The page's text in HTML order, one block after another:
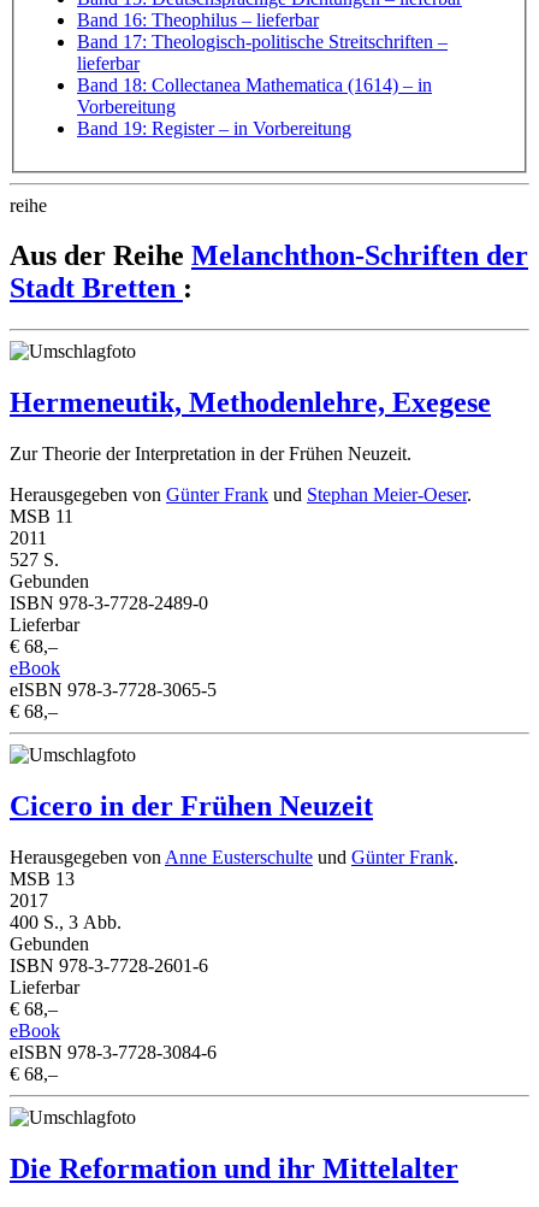
Band 16: Theophilus – lieferbar
Band 17: Theologisch-politische Streitschriften –
lieferbar
Band 18: Collectanea Mathematica (1614) – in
Vorbereitung
Band 19: Register– in Vorbereitung
reihe
Aus der Reihe Melanchthon-Schriften der
Stadt Bretten :
Hermeneutik, Methodenlehre, Exegese
Zur Theorie der Interpretation in der Frühen Neuzeit.
Herausgegeben von Günter Frank und Stephan Meier-Oeser.
MSB 11
2011
527 S.
Gebunden
ISBN 978-3-7728-2489-0
Lieferbar
€ 68,–
eBook
eISBN 978-3-7728-3065-5
€ 68,–
Cicero in der Frühen Neuzeit
Herausgegeben von Anne Eusterschulte und Günter Frank.
MSB 13
2017
400 S., 3 Abb.
Gebunden
ISBN 978-3-7728-2601-6
Lieferbar
€ 68,–
eBook
eISBN 978-3-7728-3084-6
€ 68,–
Die Reformation und ihr Mittelalter